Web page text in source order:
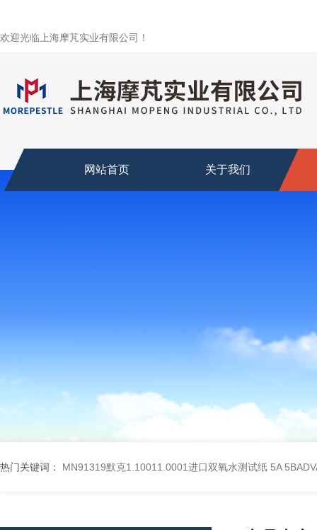
欢迎光临上海摩芃实业有限公司！
网站首页 关于我们
热门关键词： MN91319默克1.10011.0001进口双氧水测试纸 5A